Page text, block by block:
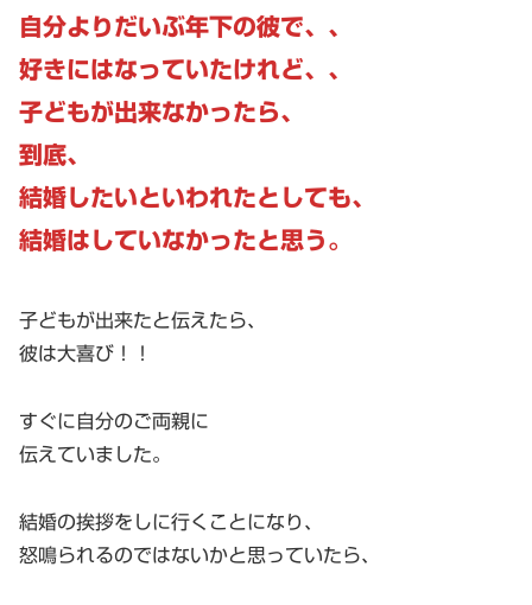
自分よりだいぶ年下の彼で、、
好きにはなっていたけれど、、
子どもが出来なかったら、
到底、
結婚したいといわれたとしても、
結婚はしていなかったと思う。
子どもが出来たと伝えたら、
彼は大喜び！！
すぐに自分のご両親に
伝えていました。
結婚の挨拶をしに行くことになり、
怒鳴られるのではないかと思っていたら、